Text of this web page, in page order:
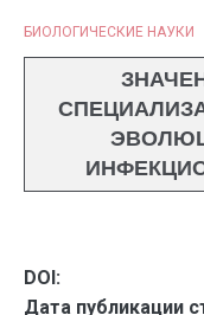
БИОЛОГИЧЕСКИЕ НАУКИ
DOI:
Дата публикации